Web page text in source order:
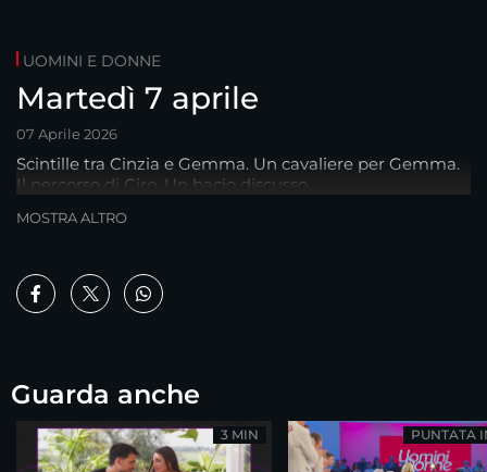
UOMINI E DONNE
Martedì 7 aprile
07 Aprile 2026
Scintille tra Cinzia e Gemma. Un cavaliere per Gemma.
Il percorso di Ciro. Un bacio discusso.
MOSTRA ALTRO
Guarda anche
3 MIN PUNTATA